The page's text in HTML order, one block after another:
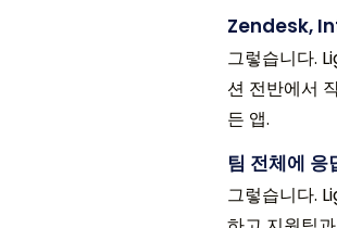
Zendesk,
그렇습니다.
션 전반에서
든 앱.
팀 전체에 응
그렇습니다.